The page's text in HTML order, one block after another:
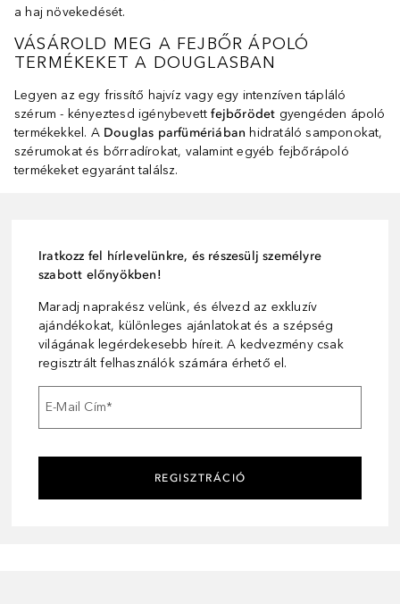
a haj növekedését.
VÁSÁROLD MEG A FEJBŐR ÁPOLÓ
TERMÉKEKET A DOUGLASBAN
Legyen az egy frissítő hajvíz vagy egy intenzíven tápláló
szérum - kényeztesd igénybevettfejbőrödet gyengéden ápoló
termékekkel. A Douglas parfümériában hidratáló samponokat,
szérumokat és bőrradírokat, valamint egyéb fejbőrápoló
termékeket egyaránt találsz.
Iratkozz fel hírlevelünkre, és részesülj személyre
szabott előnyökben!
Maradj naprakész velünk, és élvezd az exkluzív
ajándékokat, különleges ajánlatokat és a szépség
világának legérdekesebb híreit. A kedvezmény csak
regisztrált felhasználók számára érhető el.
E-Mail Cím*
REGISZTRÁCIÓ